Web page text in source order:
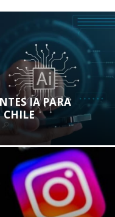
IA PARA
CHILE